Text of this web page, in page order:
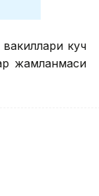
вакиллари куч
жамланмаси